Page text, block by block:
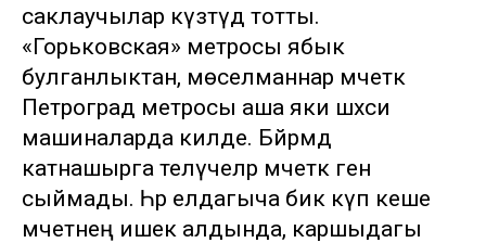
саклаучылар күзәтүдә тотты.
«Горьковская» метросы ябык
булганлыктан, мөселманнар мәчеткә
Петроград метросы аша яки шәхси
машиналарда килде. Бәйрәмдә
катнашырга теләүчеләр мәчеткә генә
сыймады. Һәр елдагыча бик күп кеше
мәчетнең ишек алдында, каршыдагы